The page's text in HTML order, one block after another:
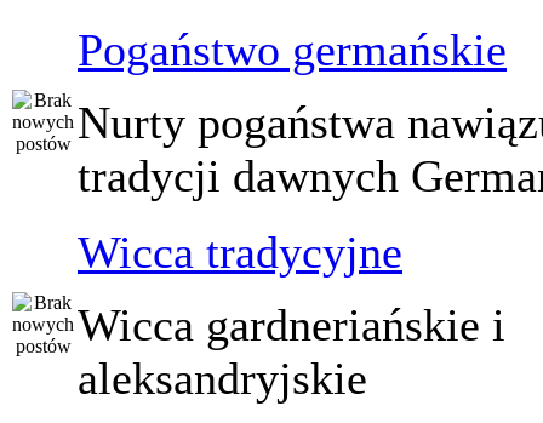
Pogaństwo germańskie
Nurty pogaństwa
tradycji dawnych
Wicca tradycyjne
Wicca gardneriańskie i
aleksandryjskie